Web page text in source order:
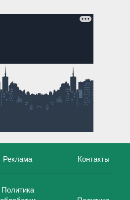
Реклама Контакты
Политика